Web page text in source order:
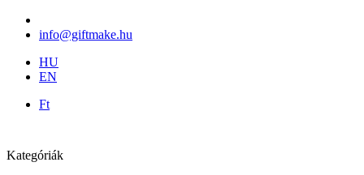
info@giftmake.hu
HU
EN
Ft
Kategóriák